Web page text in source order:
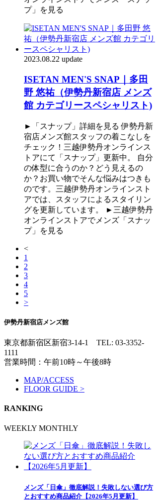
プ」を見る
2023.08.22 update
ISETAN MEN'S SNAP｜多田
野 悠祐（伊勢丹新宿店 メンズ
館 カテゴリースペシャリスト)
►「スナップ」詳細を見る 伊勢丹新
宿店メンズ館スタッフの着こなしを
チェック！三越伊勢丹オンラインス
トアにて「スナップ」更新中。 自分
の体型に合うのか？どう見えるの
か？お買い物でそんな悩みはつきも
のです。三越伊勢丹オンラインスト
アでは、スタッフによるスタイリン
グを更新しています。 ►三越伊勢丹
オンラインストアでメンズ「スナッ
プ」を見る
<
1
2
3
4
5
>
伊勢丹新宿店メンズ館
東京都新宿区新宿3-14-1 TEL: 03-3352-
1111
営業時間：午前10時～午後8時
MAP/ACCESS
FLOOR GUIDE >
RANKING
WEEKLY MONTHLY
メンズ「日傘」徹底解説！失敗しない選び方
とおすすめ商品紹介【2026年5月更新】